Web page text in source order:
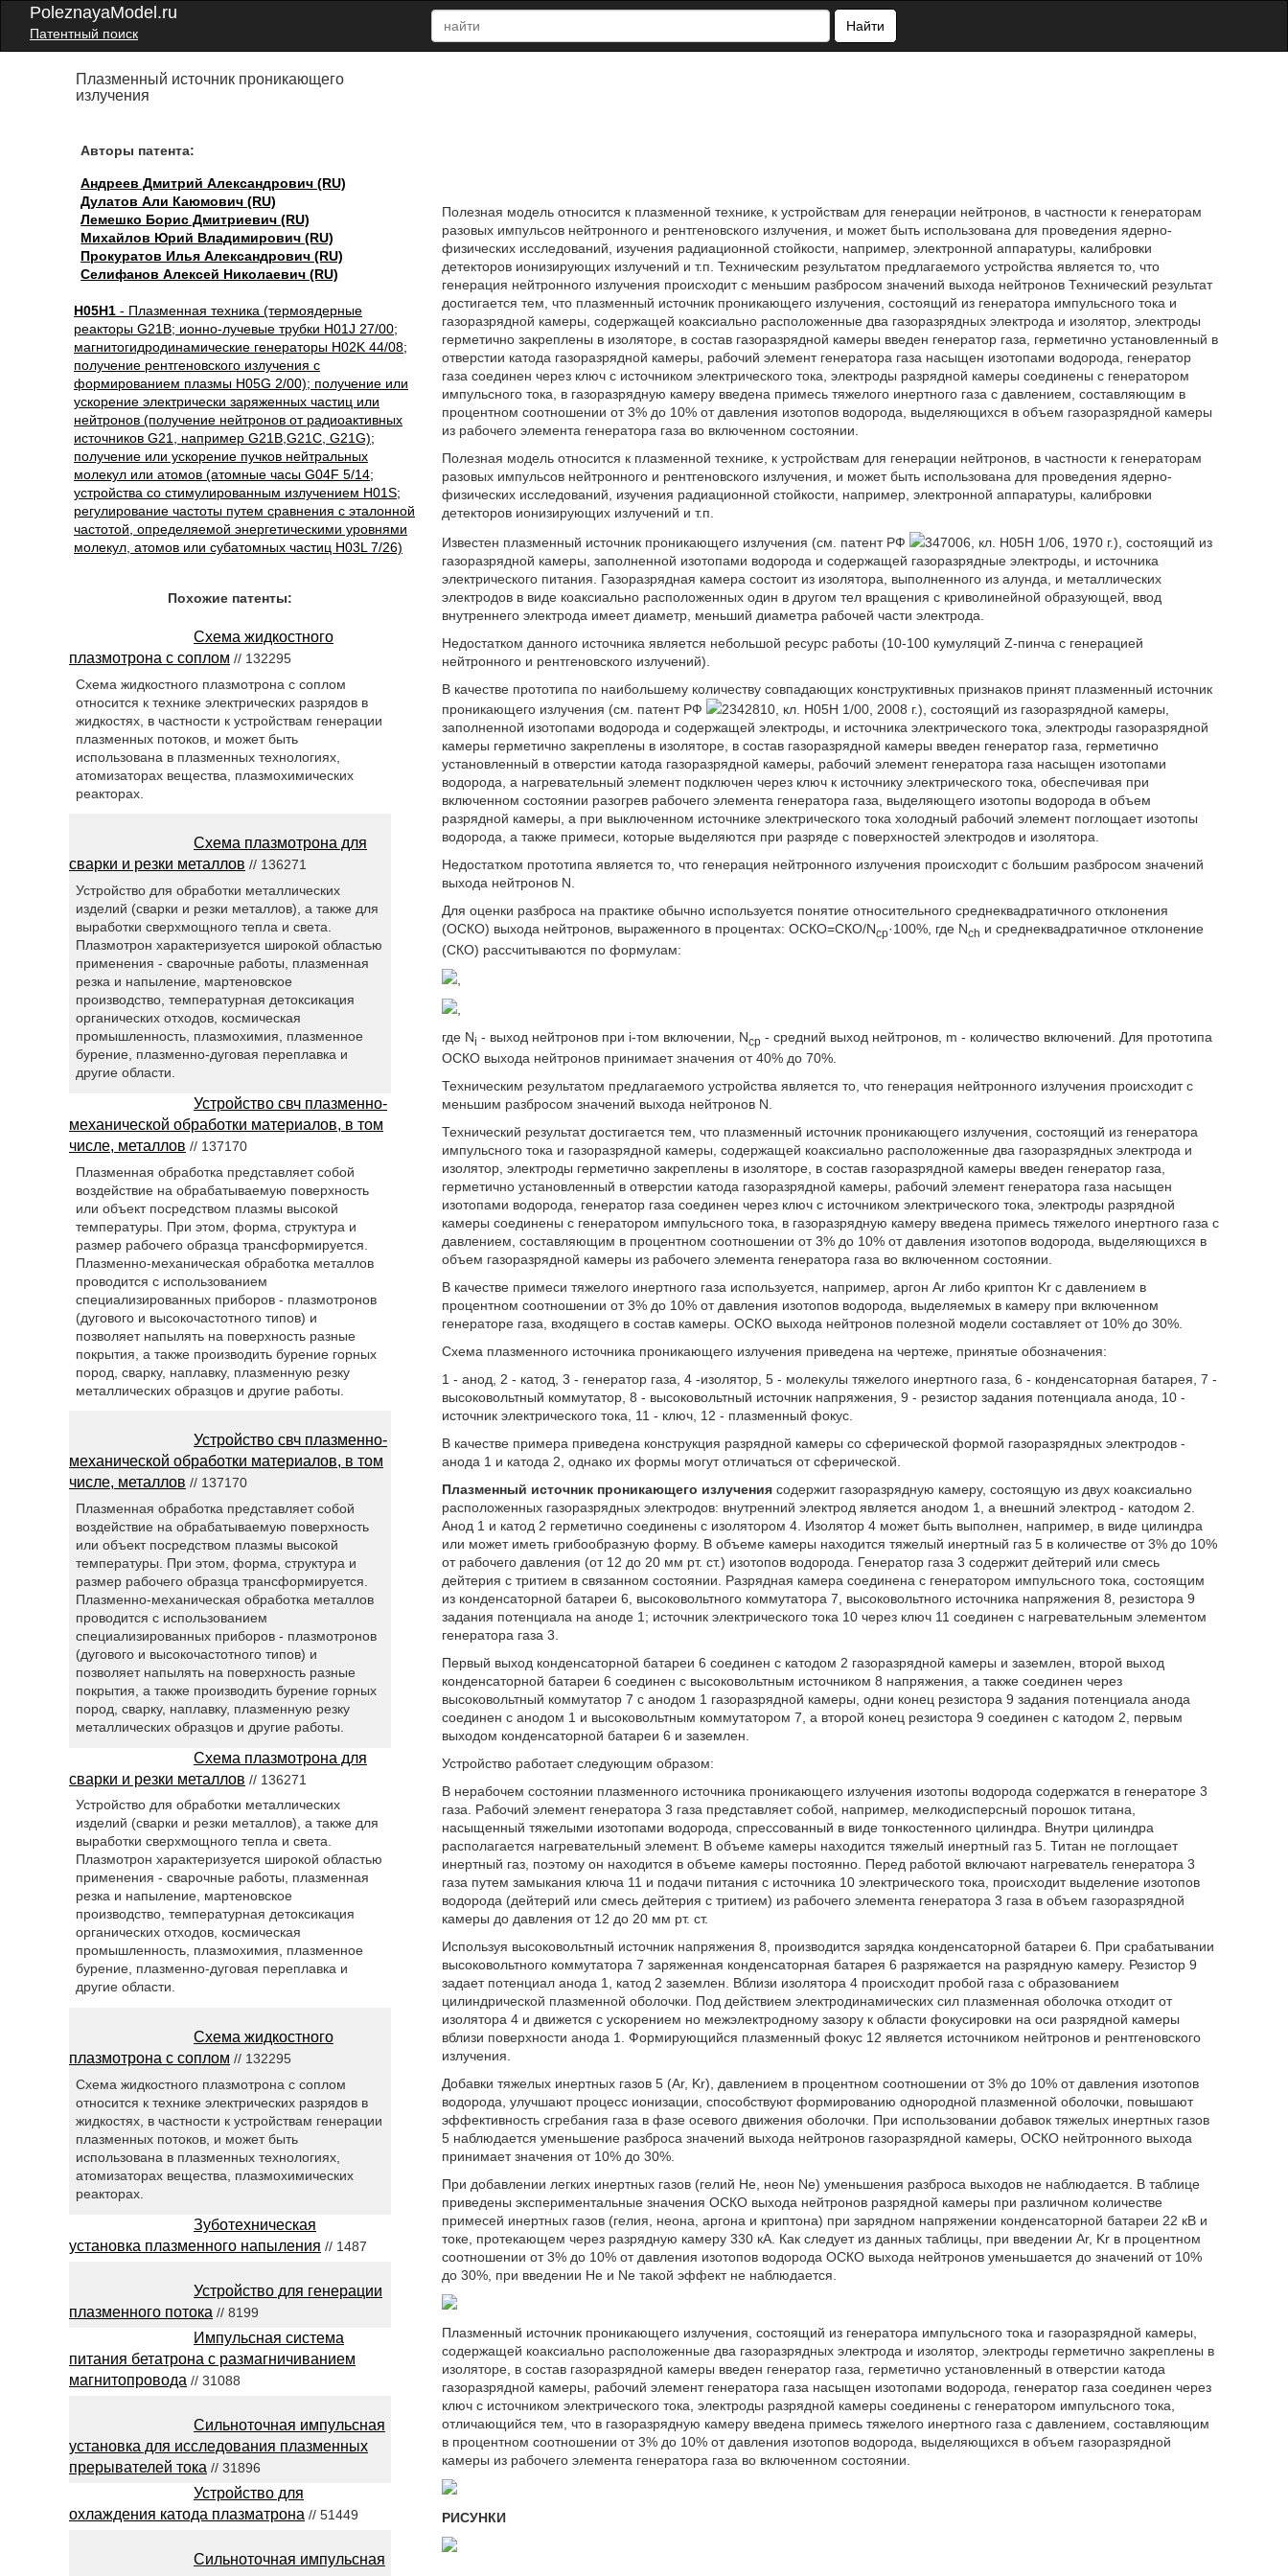
PoleznayaModel.ru
Патентный поиск
Найти
Плазменный источник проникающего
излучения
Авторы патента:
Андреев Дмитрий Александрович (RU)
Дулатов Али Каюмович (RU)
Лемешко Борис Дмитриевич (RU)
Михайлов Юрий Владимирович (RU)
Прокуратов Илья Александрович (RU)
Селифанов Алексей Николаевич (RU)
H05H1 - Плазменная техника (термоядерные
реакторы G21B; ионно-лучевые трубки H01J 27/00;
магнитогидродинамические генераторы H02K 44/08;
получение рентгеновского излучения с
формированием плазмы H05G 2/00); получение или
ускорение электрически заряженных частиц или
нейтронов (получение нейтронов от радиоактивных
источников G21, например G21B,G21C, G21G);
получение или ускорение пучков нейтральных
молекул или атомов (атомные часы G04F 5/14;
устройства со стимулированным излучением H01S;
регулирование частоты путем сравнения с эталонной
частотой, определяемой энергетическими уровнями
молекул, атомов или субатомных частиц H03L 7/26)
Полезная модель относится к плазменной технике, к устройствам для генерации нейтронов, в частности к генераторам
разовых импульсов нейтронного и рентгеновского излучения, и может быть использована для проведения ядерно-
физических исследований, изучения радиационной стойкости, например, электронной аппаратуры, калибровки
детекторов ионизирующих излучений и т.п. Техническим результатом предлагаемого устройства является то, что
генерация нейтронного излучения происходит с меньшим разбросом значений выхода нейтронов Технический результат
достигается тем, что плазменный источник проникающего излучения, состоящий из генератора импульсного тока и
газоразрядной камеры, содержащей коаксиально расположенные два газоразрядных электрода и изолятор, электроды
герметично закреплены в изоляторе, в состав газоразрядной камеры введен генератор газа, герметично установленный в
отверстии катода газоразрядной камеры, рабочий элемент генератора газа насыщен изотопами водорода, генератор
газа соединен через ключ с источником электрического тока, электроды разрядной камеры соединены с генератором
импульсного тока, в газоразрядную камеру введена примесь тяжелого инертного газа с давлением, составляющим в
процентном соотношении от 3% до 10% от давления изотопов водорода, выделяющихся в объем газоразрядной камеры
из рабочего элемента генератора газа во включенном состоянии.
Полезная модель относится к плазменной технике, к устройствам для генерации нейтронов, в частности к генераторам
разовых импульсов нейтронного и рентгеновского излучения, и может быть использована для проведения ядерно-
физических исследований, изучения радиационной стойкости, например, электронной аппаратуры, калибровки
детекторов ионизирующих излучений и т.п.
Известен плазменный источник проникающего излучения (см. патент РФ
347006, кл. H05H 1/06, 1970 г.), состоящий из
газоразрядной камеры, заполненной изотопами водорода и содержащей газоразрядные электроды, и источника
электрического питания. Газоразрядная камера состоит из изолятора, выполненного из алунда, и металлических
электродов в виде коаксиально расположенных один в другом тел вращения с криволинейной образующей, ввод
внутреннего электрода имеет диаметр, меньший диаметра рабочей части электрода.
Недостатком данного источника является небольшой ресурс работы (10-100 кумуляций Z-пинча с генерацией
нейтронного и рентгеновского излучений).
В качестве прототипа по наибольшему количеству совпадающих конструктивных признаков принят плазменный источник
проникающего излучения (см. патент РФ
2342810, кл. H05H 1/00, 2008 г.), состоящий из газоразрядной камеры,
заполненной изотопами водорода и содержащей электроды, и источника электрического тока, электроды газоразрядной
камеры герметично закреплены в изоляторе, в состав газоразрядной камеры введен генератор газа, герметично
установленный в отверстии катода газоразрядной камеры, рабочий элемент генератора газа насыщен изотопами
водорода, а нагревательный элемент подключен через ключ к источнику электрического тока, обеспечивая при
включенном состоянии разогрев рабочего элемента генератора газа, выделяющего изотопы водорода в объем
разрядной камеры, а при выключенном источнике электрического тока холодный рабочий элемент поглощает изотопы
водорода, а также примеси, которые выделяются при разряде с поверхностей электродов и изолятора.
Недостатком прототипа является то, что генерация нейтронного излучения происходит с большим разбросом значений
выхода нейтронов N.
Для оценки разброса на практике обычно используется понятие относительного среднеквадратичного отклонения
(ОСКО) выхода нейтронов, выраженного в процентах: ОСКО=СКО/Nср·100%, где Nch и среднеквадратичное отклонение
(СКО) рассчитываются по формулам:
,
,
где Ni - выход нейтронов при i-том включении, Nср - средний выход нейтронов, m - количество включений. Для прототипа
ОСКО выхода нейтронов принимает значения от 40% до 70%.
Техническим результатом предлагаемого устройства является то, что генерация нейтронного излучения происходит с
меньшим разбросом значений выхода нейтронов N.
Технический результат достигается тем, что плазменный источник проникающего излучения, состоящий из генератора
импульсного тока и газоразрядной камеры, содержащей коаксиально расположенные два газоразрядных электрода и
изолятор, электроды герметично закреплены в изоляторе, в состав газоразрядной камеры введен генератор газа,
герметично установленный в отверстии катода газоразрядной камеры, рабочий элемент генератора газа насыщен
изотопами водорода, генератор газа соединен через ключ с источником электрического тока, электроды разрядной
камеры соединены с генератором импульсного тока, в газоразрядную камеру введена примесь тяжелого инертного газа с
давлением, составляющим в процентном соотношении от 3% до 10% от давления изотопов водорода, выделяющихся в
объем газоразрядной камеры из рабочего элемента генератора газа во включенном состоянии.
В качестве примеси тяжелого инертного газа используется, например, аргон Ar либо криптон Kr с давлением в
процентном соотношении от 3% до 10% от давления изотопов водорода, выделяемых в камеру при включенном
генераторе газа, входящего в состав камеры. ОСКО выхода нейтронов полезной модели составляет от 10% до 30%.
Схема плазменного источника проникающего излучения приведена на чертеже, принятые обозначения:
1 - анод, 2 - катод, 3 - генератор газа, 4 -изолятор, 5 - молекулы тяжелого инертного газа, 6 - конденсаторная батарея, 7 -
высоковольтный коммутатор, 8 - высоковольтный источник напряжения, 9 - резистор задания потенциала анода, 10 -
источник электрического тока, 11 - ключ, 12 - плазменный фокус.
В качестве примера приведена конструкция разрядной камеры со сферической формой газоразрядных электродов -
анода 1 и катода 2, однако их формы могут отличаться от сферической.
Плазменный источник проникающего излучениясодержит газоразрядную камеру, состоящую из двух коаксиально
расположенных газоразрядных электродов: внутренний электрод является анодом 1, а внешний электрод - катодом 2.
Анод 1 и катод 2 герметично соединены с изолятором 4. Изолятор 4 может быть выполнен, например, в виде цилиндра
или может иметь грибообразную форму. В объеме камеры находится тяжелый инертный газ 5 в количестве от 3% до 10%
от рабочего давления (от 12 до 20 мм рт. ст.) изотопов водорода. Генератор газа 3 содержит дейтерий или смесь
дейтерия с тритием в связанном состоянии. Разрядная камера соединена с генератором импульсного тока, состоящим
из конденсаторной батареи 6, высоковольтного коммутатора 7, высоковольтного источника напряжения 8, резистора 9
задания потенциала на аноде 1; источник электрического тока 10 через ключ 11 соединен с нагревательным элементом
генератора газа 3.
Первый выход конденсаторной батареи 6 соединен с катодом 2 газоразрядной камеры и заземлен, второй выход
конденсаторной батареи 6 соединен с высоковольтным источником 8 напряжения, а также соединен через
высоковольтный коммутатор 7 с анодом 1 газоразрядной камеры, одни конец резистора 9 задания потенциала анода
соединен с анодом 1 и высоковольтным коммутатором 7, а второй конец резистора 9 соединен с катодом 2, первым
выходом конденсаторной батареи 6 и заземлен.
Устройство работает следующим образом:
В нерабочем состоянии плазменного источника проникающего излучения изотопы водорода содержатся в генераторе 3
газа. Рабочий элемент генератора 3 газа представляет собой, например, мелкодисперсный порошок титана,
насыщенный тяжелыми изотопами водорода, спрессованный в виде тонкостенного цилиндра. Внутри цилиндра
располагается нагревательный элемент. В объеме камеры находится тяжелый инертный газ 5. Титан не поглощает
инертный газ, поэтому он находится в объеме камеры постоянно. Перед работой включают нагреватель генератора 3
газа путем замыкания ключа 11 и подачи питания с источника 10 электрического тока, происходит выделение изотопов
водорода (дейтерий или смесь дейтерия с тритием) из рабочего элемента генератора 3 газа в объем газоразрядной
камеры до давления от 12 до 20 мм рт. ст.
Используя высоковольтный источник напряжения 8, производится зарядка конденсаторной батареи 6. При срабатывании
высоковольтного коммутатора 7 заряженная конденсаторная батарея 6 разряжается на разрядную камеру. Резистор 9
задает потенциал анода 1, катод 2 заземлен. Вблизи изолятора 4 происходит пробой газа с образованием
цилиндрической плазменной оболочки. Под действием электродинамических сил плазменная оболочка отходит от
изолятора 4 и движется с ускорением но межэлектродному зазору к области фокусировки на оси разрядной камеры
вблизи поверхности анода 1. Формирующийся плазменный фокус 12 является источником нейтронов и рентгеновского
излучения.
Добавки тяжелых инертных газов 5 (Ar, Kr), давлением в процентном соотношении от 3% до 10% от давления изотопов
водорода, улучшают процесс ионизации, способствуют формированию однородной плазменной оболочки, повышают
эффективность сгребания газа в фазе осевого движения оболочки. При использовании добавок тяжелых инертных газов
5 наблюдается уменьшение разброса значений выхода нейтронов газоразрядной камеры, ОСКО нейтронного выхода
принимает значения от 10% до 30%.
При добавлении легких инертных газов (гелий He, неон Ne) уменьшения разброса выходов не наблюдается. В таблице
приведены экспериментальные значения ОСКО выхода нейтронов разрядной камеры при различном количестве
примесей инертных газов (гелия, неона, аргона и криптона) при зарядном напряжении конденсаторной батареи 22 кВ и
токе, протекающем через разрядную камеру 330 кА. Как следует из данных таблицы, при введении Ar, Kr в процентном
соотношении от 3% до 10% от давления изотопов водорода ОСКО выхода нейтронов уменьшается до значений от 10%
до 30%, при введении He и Ne такой эффект не наблюдается.
Плазменный источник проникающего излучения, состоящий из генератора импульсного тока и газоразрядной камеры,
содержащей коаксиально расположенные два газоразрядных электрода и изолятор, электроды герметично закреплены в
изоляторе, в состав газоразрядной камеры введен генератор газа, герметично установленный в отверстии катода
газоразрядной камеры, рабочий элемент генератора газа насыщен изотопами водорода, генератор газа соединен через
ключ с источником электрического тока, электроды разрядной камеры соединены с генератором импульсного тока,
отличающийся тем, что в газоразрядную камеру введена примесь тяжелого инертного газа с давлением, составляющим
в процентном соотношении от 3% до 10% от давления изотопов водорода, выделяющихся в объем газоразрядной
камеры из рабочего элемента генератора газа во включенном состоянии.
РИСУНКИ
Похожие патенты:
Схема жидкостного
плазмотрона с соплом // 132295
Схема жидкостного плазмотрона с соплом
относится к технике электрических разрядов в
жидкостях, в частности к устройствам генерации
плазменных потоков, и может быть
использована в плазменных технологиях,
атомизаторах вещества, плазмохимических
реакторах.
Схема плазмотрона для
сварки и резки металлов // 136271
Устройство для обработки металлических
изделий (сварки и резки металлов), а также для
выработки сверхмощного тепла и света.
Плазмотрон характеризуется широкой областью
применения - сварочные работы, плазменная
резка и напыление, мартеновское
производство, температурная детоксикация
органических отходов, космическая
промышленность, плазмохимия, плазменное
бурение, плазменно-дуговая переплавка и
другие области.
Устройство свч плазменно-
механической обработки материалов, в том
числе, металлов // 137170
Плазменная обработка представляет собой
воздействие на обрабатываемую поверхность
или объект посредством плазмы высокой
температуры. При этом, форма, структура и
размер рабочего образца трансформируется.
Плазменно-механическая обработка металлов
проводится с использованием
специализированных приборов - плазмотронов
(дугового и высокочастотного типов) и
позволяет напылять на поверхность разные
покрытия, а также производить бурение горных
пород, сварку, наплавку, плазменную резку
металлических образцов и другие работы.
Устройство свч плазменно-
механической обработки материалов, в том
числе, металлов // 137170
Плазменная обработка представляет собой
воздействие на обрабатываемую поверхность
или объект посредством плазмы высокой
температуры. При этом, форма, структура и
размер рабочего образца трансформируется.
Плазменно-механическая обработка металлов
проводится с использованием
специализированных приборов - плазмотронов
(дугового и высокочастотного типов) и
позволяет напылять на поверхность разные
покрытия, а также производить бурение горных
пород, сварку, наплавку, плазменную резку
металлических образцов и другие работы.
Схема плазмотрона для
сварки и резки металлов // 136271
Устройство для обработки металлических
изделий (сварки и резки металлов), а также для
выработки сверхмощного тепла и света.
Плазмотрон характеризуется широкой областью
применения - сварочные работы, плазменная
резка и напыление, мартеновское
производство, температурная детоксикация
органических отходов, космическая
промышленность, плазмохимия, плазменное
бурение, плазменно-дуговая переплавка и
другие области.
Схема жидкостного
плазмотрона с соплом // 132295
Схема жидкостного плазмотрона с соплом
относится к технике электрических разрядов в
жидкостях, в частности к устройствам генерации
плазменных потоков, и может быть
использована в плазменных технологиях,
атомизаторах вещества, плазмохимических
реакторах.
Зуботехническая
установка плазменного напыления // 1487
Устройство для генерации
плазменного потока // 8199
Импульсная система
питания бетатрона с размагничиванием
магнитопровода // 31088
Сильноточная импульсная
установка для исследования плазменных
прерывателей тока // 31896
Устройство для
охлаждения катода плазматрона // 51449
Сильноточная импульсная